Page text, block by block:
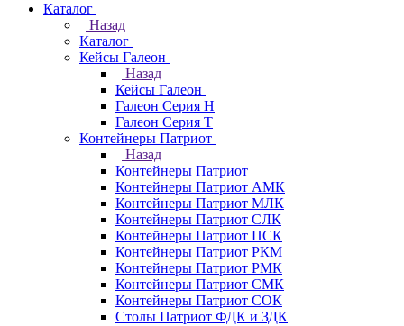
Каталог
Назад
Каталог
Кейсы Галеон
Назад
Кейсы Галеон
Галеон Серия Н
Галеон Серия Т
Контейнеры Патриот
Назад
Контейнеры Патриот
Контейнеры Патриот АМК
Контейнеры Патриот МЛК
Контейнеры Патриот CЛК
Контейнеры Патриот ПСК
Контейнеры Патриот РКМ
Контейнеры Патриот РМК
Контейнеры Патриот СМК
Контейнеры Патриот СОК
Столы Патриот ФДК и ЗДК